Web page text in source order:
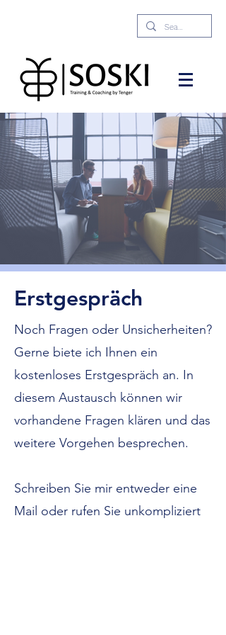
Erstgespräch
Noch Fragen oder Unsicherheiten?
Gerne biete ich Ihnen ein
kostenloses Erstgespräch an. In
diesem Austausch können wir
vorhandene Fragen klären und das
weitere Vorgehen besprechen.
Schreiben Sie mir entweder eine
Mail oder rufen Sie unkompliziert